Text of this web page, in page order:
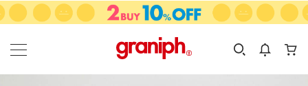
カテゴリーから探す
KIDS
カテゴリ
サイズ